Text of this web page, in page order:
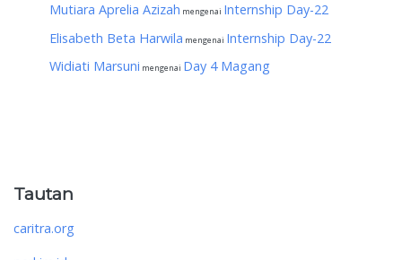
Mutiara Aprelia Azizah mengenai Internship Day-22
Elisabeth Beta Harwila mengenai Internship Day-22
Widiati Marsuni mengenai Day 4 Magang
Tautan
caritra.org